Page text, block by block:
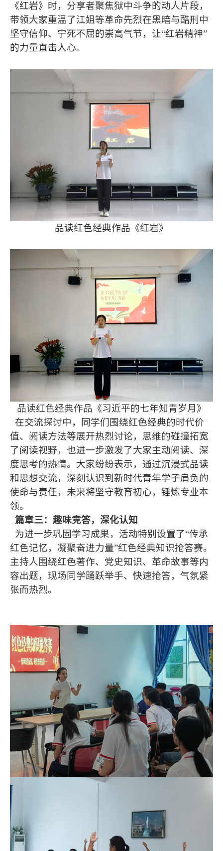
《红岩》时，分享者聚焦狱中斗争的动人片段，
带领大家重温了江姐等革命先烈在黑暗与酷刑中
坚守信仰、宁死不屈的崇高气节，让“红岩精神”
的力量直击人心。
品读红色经典作品《红岩》
品读红色经典作品《习近平的七年知青岁月》
在交流探讨中，同学们围绕红色经典的时代价
值、阅读方法等展开热烈讨论，思维的碰撞拓宽
了阅读视野，也进一步激发了大家主动阅读、深
度思考的热情。大家纷纷表示，通过沉浸式品读
和思想交流，深刻认识到新时代青年学子肩负的
使命与责任，未来将坚守教育初心，锤炼专业本
领。
篇章三：趣味竞答，深化认知
为进一步巩固学习成果，活动特别设置了“传承
红色记忆，凝聚奋进力量”红色经典知识抢答赛。
主持人围绕红色著作、党史知识、革命故事等内
容出题，现场同学踊跃举手、快速抢答，气氛紧
张而热烈。